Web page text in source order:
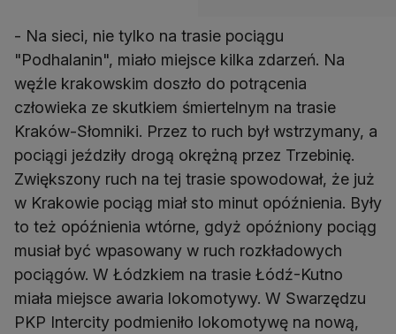
- Na sieci, nie tylko na trasie pociągu
"Podhalanin", miało miejsce kilka zdarzeń. Na
węźle krakowskim doszło do potrącenia
człowieka ze skutkiem śmiertelnym na trasie
Kraków-Słomniki. Przez to ruch był wstrzymany, a
pociągi jeździły drogą okrężną przez Trzebinię.
Zwiększony ruch na tej trasie spowodował, że już
w Krakowie pociąg miał sto minut opóźnienia. Były
to też opóźnienia wtórne, gdyż opóźniony pociąg
musiał być wpasowany w ruch rozkładowych
pociągów. W Łódzkiem na trasie Łódź-Kutno
miała miejsce awaria lokomotywy. W Swarzędzu
PKP Intercity podmieniło lokomotywę na nową,